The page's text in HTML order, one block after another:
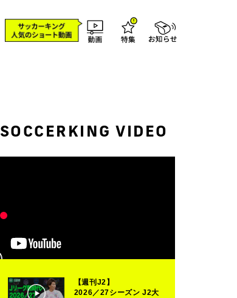
SOCCERKING VIDEO
【週刊J2】
2026／27シーズン J2大